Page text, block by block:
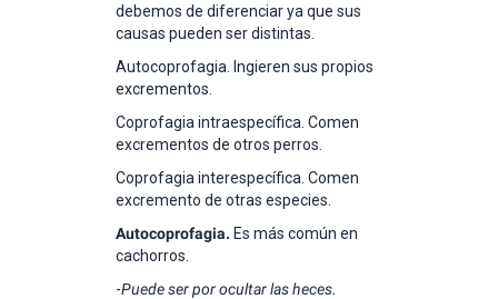
debemos de diferenciar ya que sus
causas pueden ser distintas.
Autocoprofagia. Ingieren sus propios
excrementos.
Coprofagia intraespecífica. Comen
excrementos de otros perros.
Coprofagia interespecífica. Comen
excremento de otras especies.
Autocoprofagia. Es más común en
cachorros.
-Puede ser por ocultar las heces.